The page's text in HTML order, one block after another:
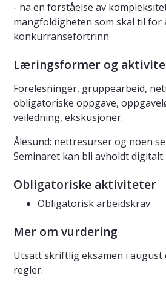
- ha en forståelse av
mangfoldigheten som skal til for
konkurransefortrinn
Læringsformer og
Forelesninger, gruppearbeid,
obligatoriske oppgave,
veiledning, ekskusjoner.
Ålesund: nettresurser og noen
Seminaret kan bli avholdt digitalt.
Obligatoriske aktiviteter
Obligatorisk arbeidskrav
Mer om vurdering
Utsatt skriftlig eksamen i august
regler.